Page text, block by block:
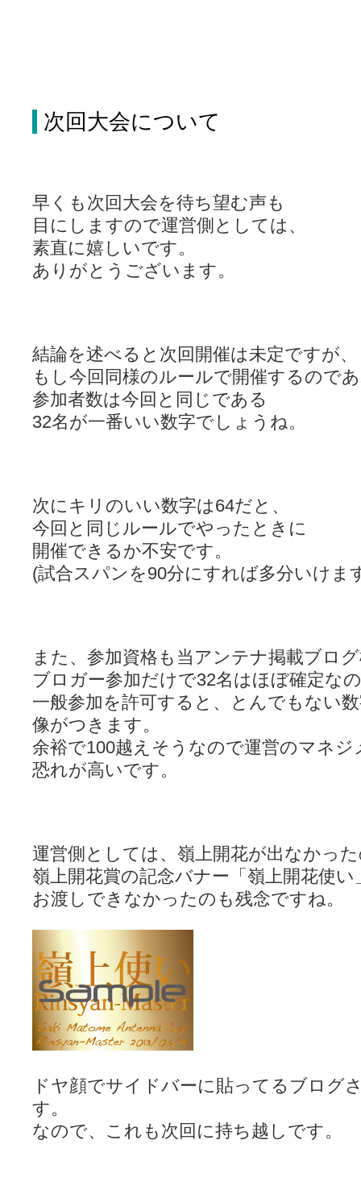
次回大会について
早くも次回大会を待ち望む声も
目にしますので運営側としては、
素直に嬉しいです。
ありがとうございます。
結論を述べると次回開催は未定ですが、
もし今回同様のルールで開催するので
参加者数は今回と同じである
32名が一番いい数字でしょうね。
次にキリのいい数字は64だと、
今回と同じルールでやったときに
開催できるか不安です。
(試合スパンを90分にすれば多分いけま
また、参加資格も当アンテナ掲載ブロ
ブロガー参加だけで32名はほぼ確定な
一般参加を許可すると、とんでもない
像がつきます。
余裕で100越えそうなので運営のマネ
恐れが高いです。
運営側としては、嶺上開花が出なかっ
嶺上開花賞の記念バナー「嶺上開花使い
お渡しできなかったのも残念ですね。
ドヤ顔でサイドバーに貼ってるブログ
す。
なので、これも次回に持ち越しです。